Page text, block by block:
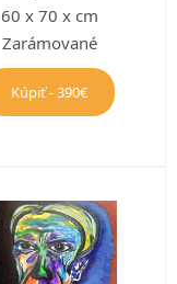
60 x 70 x cm
Zarámované
Kúpiť - 390€